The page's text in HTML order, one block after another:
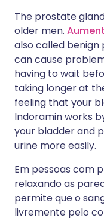
The prostate
older men.
also called benign
can cause
having to wait
taking longer at
feeling that your
Indoramin works
your bladder and
urine more easily.
Em pessoas com
relaxando as
permite que o
livremente pelo